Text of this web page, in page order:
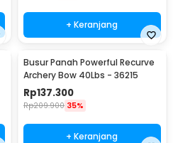
+ Keranjang
Busur Panah Powerful Recurve
Archery Bow 40Lbs - 36215
Rp137.300
Rp209.900 35%
+ Keranjang